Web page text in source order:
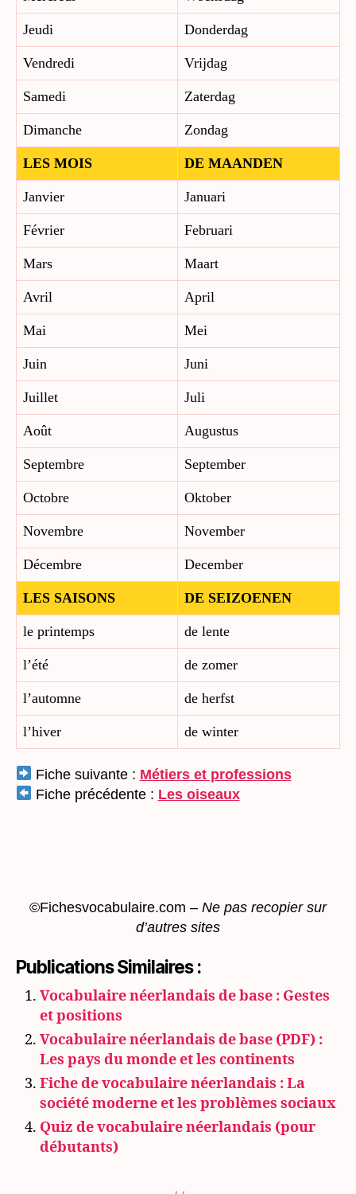
Jeudi Donderdag
Vendredi Vrijdag
Samedi Zaterdag
Dimanche Zondag
LES MOIS DE MAANDEN
Janvier Januari
Février Februari
Mars Maart
Avril April
Mai Mei
Juin Juni
Juillet Juli
Août Augustus
Septembre September
Octobre Oktober
Novembre November
Décembre December
LES SAISONS DE SEIZOENEN
le printemps de lente
l’été de zomer
l’automne de herfst
l’hiver de winter
Fiche suivante : Métiers et professions
Fiche précédente : Les oiseaux
©Fichesvocabulaire.com – Ne pas recopier sur
d’autres sites
Publications Similaires :
Vocabulaire néerlandais de base : Gestes
et positions
Vocabulaire néerlandais de base (PDF) :
Les pays du monde et les continents
Fiche de vocabulaire néerlandais : La
société moderne et les problèmes sociaux
Quiz de vocabulaire néerlandais (pour
débutants)